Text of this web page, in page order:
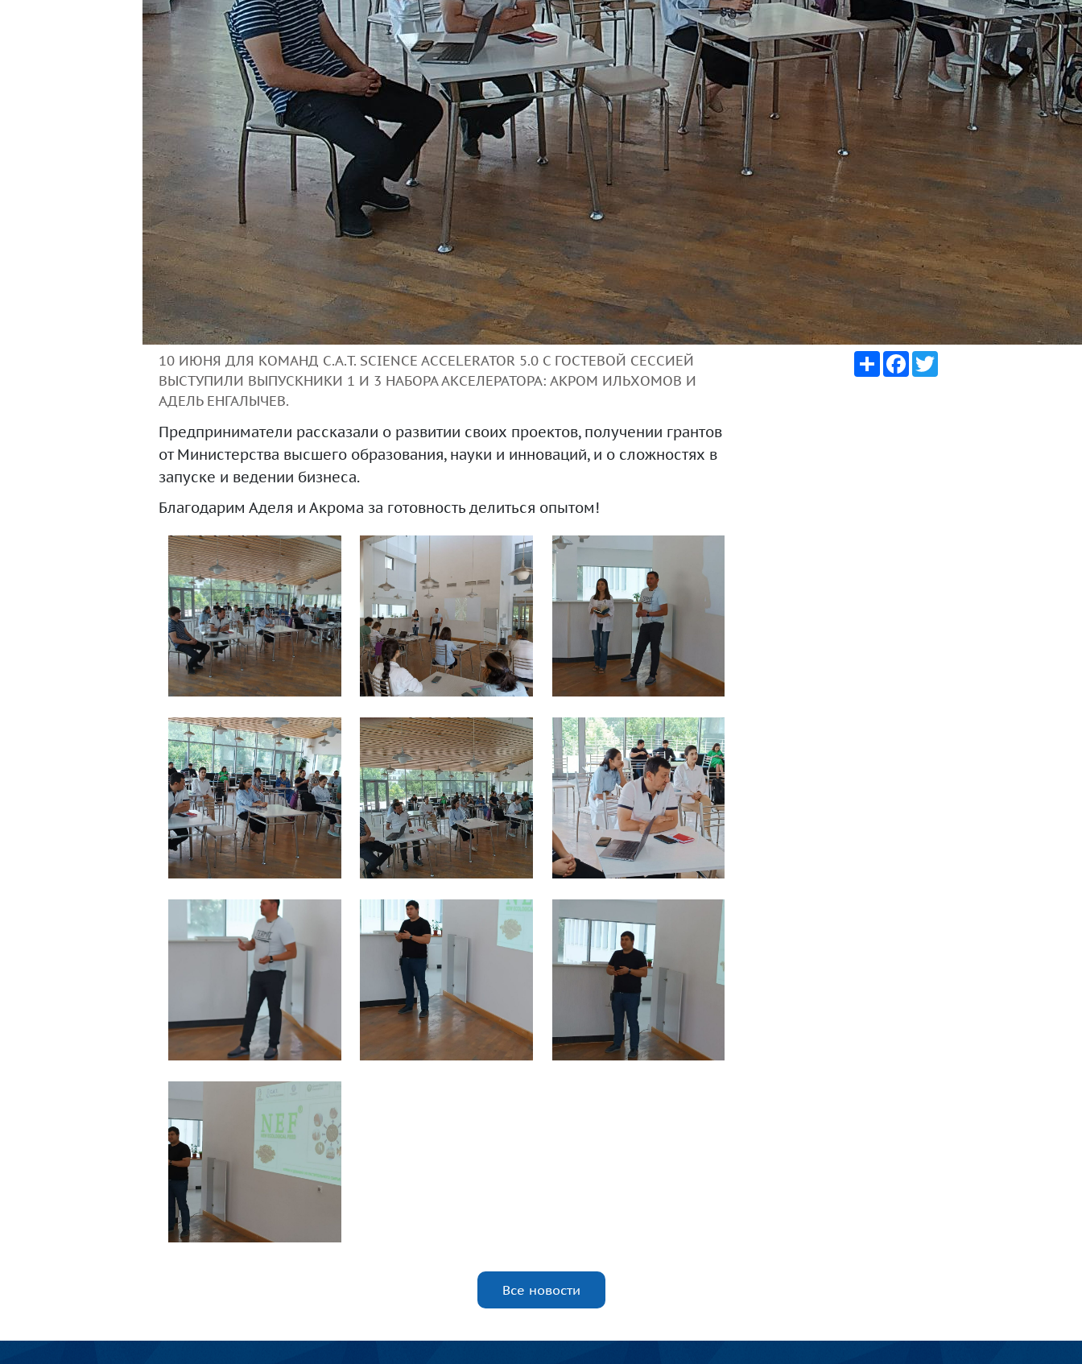
10 ИЮНЯ ДЛЯ КОМАНД C.A.T. SCIENCE ACCELERATOR 5.0 С ГОСТЕВОЙ СЕССИЕЙ
ВЫСТУПИЛИ ВЫПУСКНИКИ 1 И 3 НАБОРА АКСЕЛЕРАТОРА: АКРОМ ИЛЬХОМОВ И
АДЕЛЬ ЕНГАЛЫЧЕВ.
Предприниматели рассказали о развитии своих проектов, получении грантов
от Министерства высшего образования, науки и инноваций, и о сложностях в
запуске и ведении бизнеса.
Благодарим Аделя и Акрома за готовность делиться опытом!
ShareFacebook
Все новости